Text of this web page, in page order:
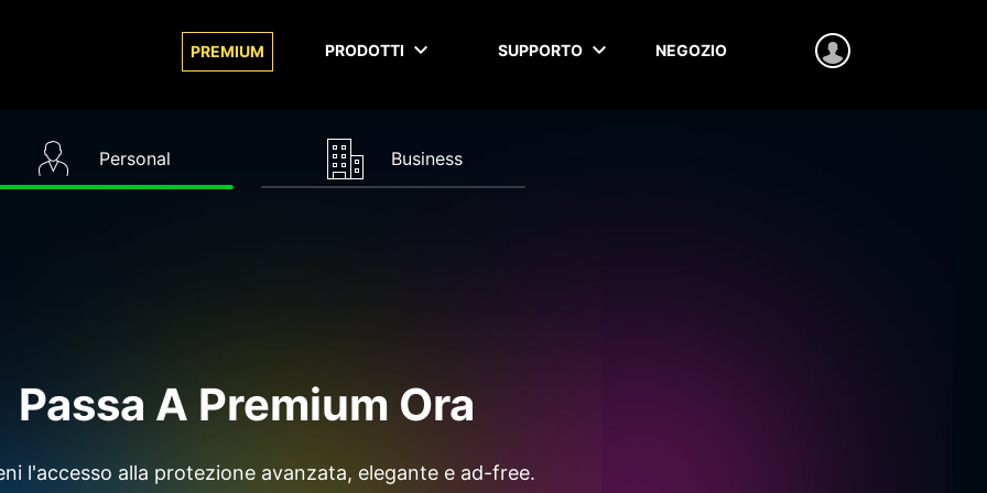
PREMIUM PRODOTTI SUPPORTO NEGOZIO
Personal Business
Passa A Premium Ora
l'accesso alla protezione avanzata, elegante e ad-free.